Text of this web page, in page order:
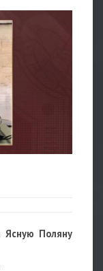
Ясную Поляну